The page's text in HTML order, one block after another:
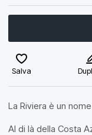
Salva
La Riviera è un
Al di là della Costa